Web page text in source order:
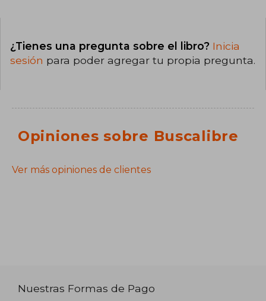
¿Tienes una pregunta sobre el libro? Inicia
sesión para poder agregar tu propia pregunta.
Opiniones sobre Buscalibre
Ver más opiniones de clientes
Nuestras Formas de Pago